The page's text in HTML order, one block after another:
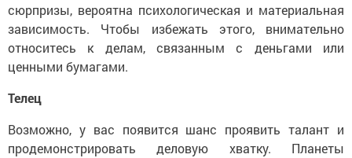
сюрпризы, вероятна психологическая и материальная
зависимость. Чтобы избежать этого, внимательно
относитесь к делам, связанным с деньгами или
ценными бумагами.
Телец
Возможно, у вас появится шанс проявить талант и
продемонстрировать деловую хватку. Планеты